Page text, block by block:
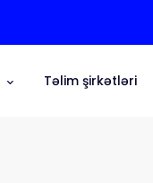
Təlim şirkətləri